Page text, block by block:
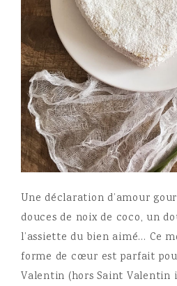
Une déclaration d’amour
douces de noix de coco, un
l’assiette du bien aimé… Ce
forme de cœur est parfait
Valentin (hors Saint Valentin